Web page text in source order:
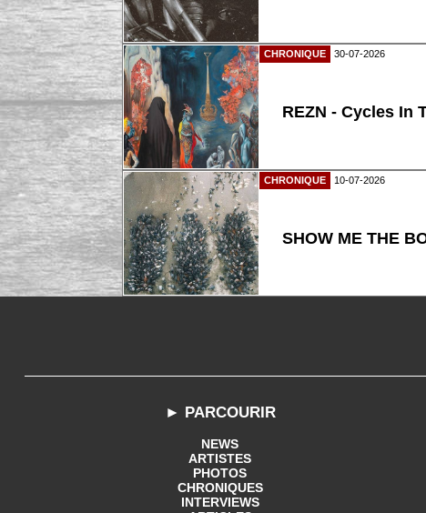
CHRONIQUE 30-07-2026
REZN - Cycles In
CHRONIQUE 10-07-2026
SHOW ME THE
► PARCOURIR
NEWS
ARTISTES
PHOTOS
CHRONIQUES
INTERVIEWS